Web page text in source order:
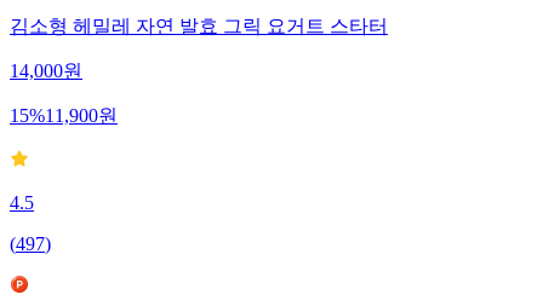
김소형 헤밀레 자연 발효 그릭 요거트 스타터
14,000원
15%11,900원
4.5
(497)